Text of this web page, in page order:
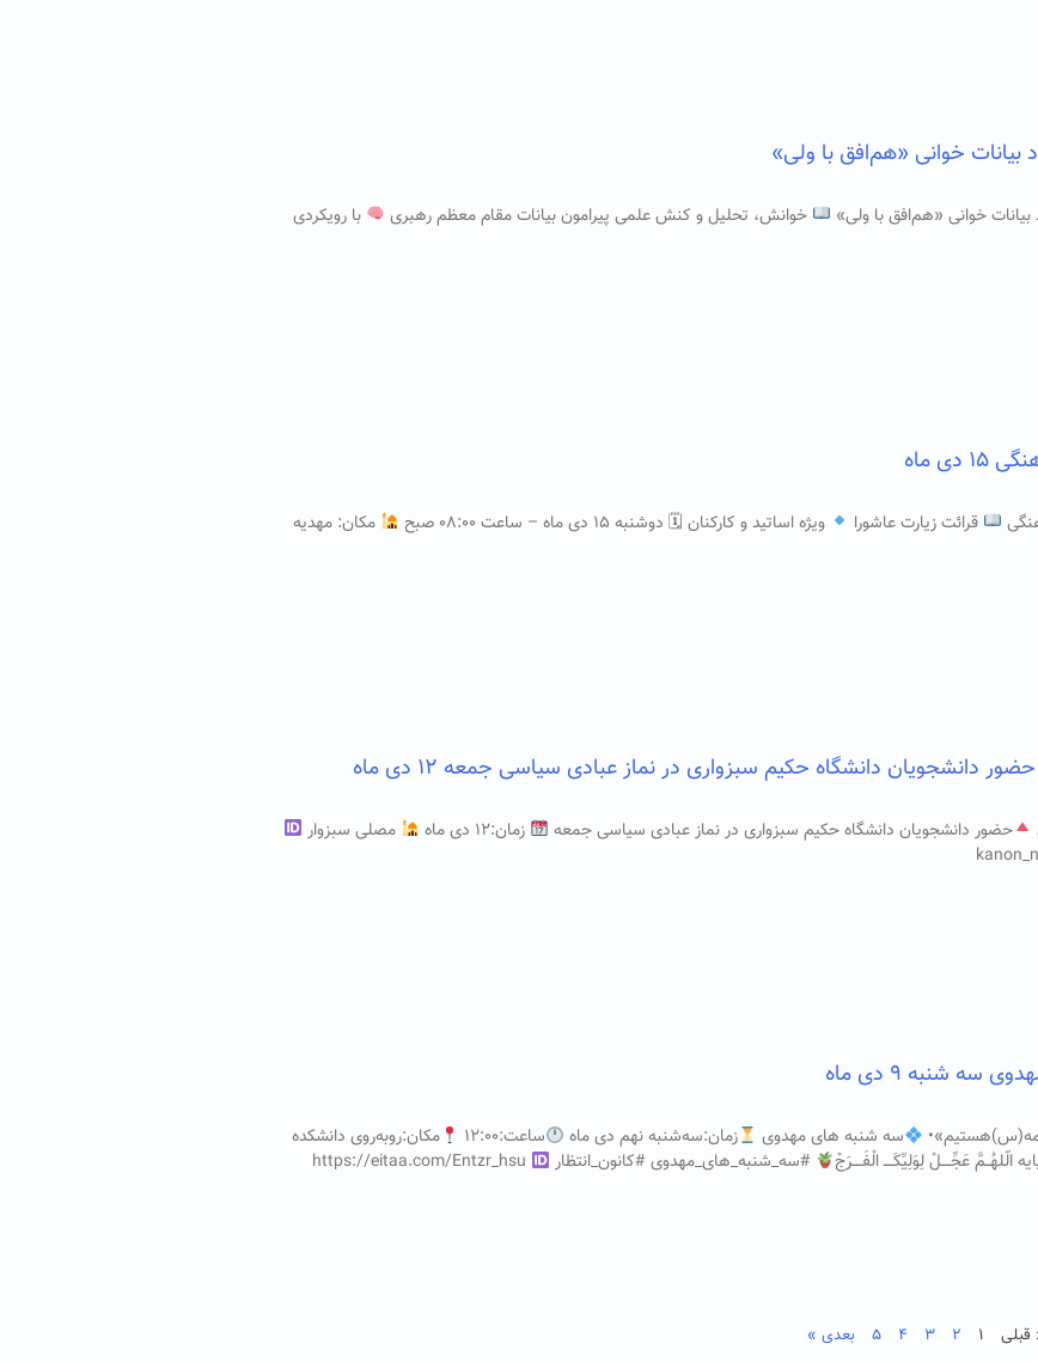
بیانات خوانی «هم‌افق با ولی»
بیانات خوانی «هم‌افق با ولی» خوانش، تحلیل و کنش علمی پیرامون بیانات مقام معظم رهبری
با رویکردی
ماه
قرائت زیارت عاشورا ویژه اساتید و کارکنان 🗓 دوشنبه ۱۵ دی ماه – ساعت ۰۸:۰۰ صبح مکان: مهدیه
دانشجویان دانشگاه حکیم سبزواری در نماز عبادی سیاسی جمعه ۱۲ دی ماه
حضور دانشجویان دانشگاه حکیم سبزواری در نماز عبادی سیاسی جمعه زمان:۱۲ دی ماه
مصلی سبزوار
شنبه ۹ دی ماه
سه شنبه های مهدوی زمان:سه‌شنبه نهم دی ماه ساعت:۱۲:۰۰
مکان:روبه‌روی دانشکده
عَجِّــــلْ لِوَلِیِّکَــــ الْفَــــرَجْ
#سه_شنبه_های_مهدوی #کانون_انتظار
قبلی ۱ ۲ ۳ ۴ ۵ بعدی »